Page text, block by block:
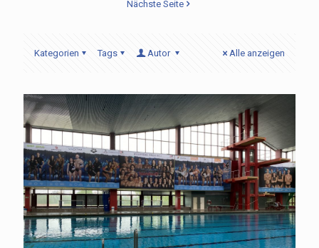
Nächste Seite
Kategorien Tags Autor Alle anzeigen